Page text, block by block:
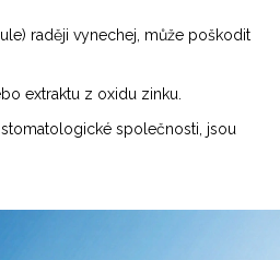
raději vynechej, může poškodit
extraktu z oxidu zinku.
společnosti, jsou